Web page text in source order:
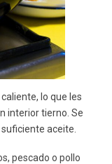
lo que les
interior tierno. Se
aceite.
pescado o pollo